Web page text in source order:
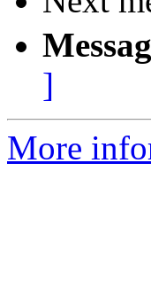
]
More